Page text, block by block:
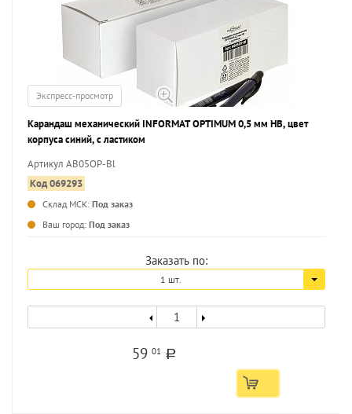
Экспресс-просмотр
Карандаш механический INFORMAT OPTIMUM 0,5 мм НВ, цвет
корпуса синий, с ластиком
Артикул AB05OP-Bl
Код 069293
Склад МСК: Под заказ
Ваш город: Под заказ
Заказать по:
1 шт.
5901 a